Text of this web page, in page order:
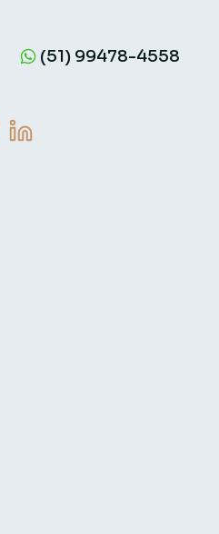
(51) 99478-4558